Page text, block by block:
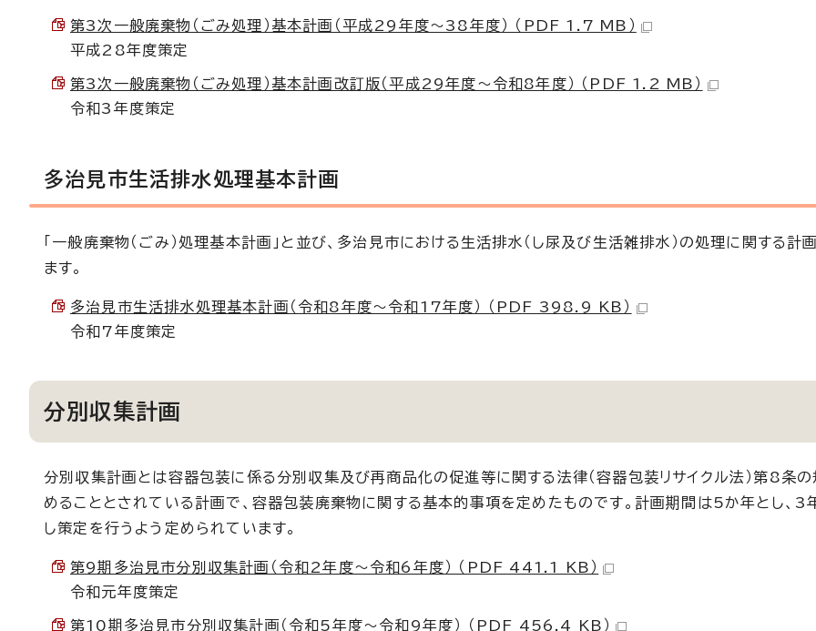
第3次一般廃棄物（ごみ処理）基本計画（平成29年度～38年度） （PDF 1.7 MB）
平成28年度策定
第3次一般廃棄物（ごみ処理）基本計画改訂版（平成29年度～令和8年度） （PDF 1.2 MB）
令和3年度策定
多治見市生活排水処理基本計画
「一般廃棄物（ごみ）処理基本計画」と並び、多治見市における生活排水（し尿及び生活雑排水）の処理に関する計
ます。
多治見市生活排水処理基本計画（令和8年度～令和17年度） （PDF 398.9 KB）
令和7年度策定
分別収集計画
分別収集計画とは容器包装に係る分別収集及び再商品化の促進等に関する法律（容器包装リサイクル法）第8条の
めることとされている計画で、容器包装廃棄物に関する基本的事項を定めたものです。計画期間は5か年とし、3
し策定を行うよう定められています。
第9期多治見市分別収集計画（令和2年度～令和6年度） （PDF 441.1 KB）
令和元年度策定
第10期多治見市分別収集計画（令和5年度～令和9年度） （PDF 456.4 KB）